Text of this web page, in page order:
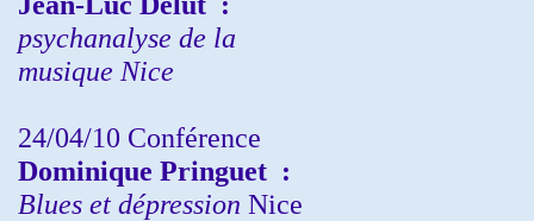
psychanalyse de la
musique Nice
24/04/10 Conférence
Dominique Pringuet :
Blues et dépression Nice